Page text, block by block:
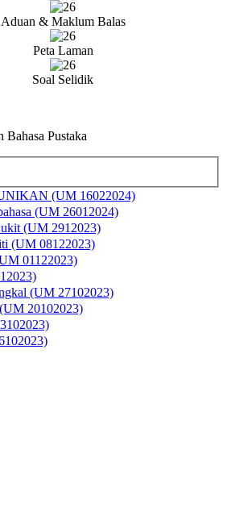
Aduan & Maklum Balas
Peta Laman
Soal Selidik
Pustaka
(UM 16022024)
(UM 26012024)
(UM 2912023)
(UM 08122023)
01122023)
(UM 27102023)
20102023)